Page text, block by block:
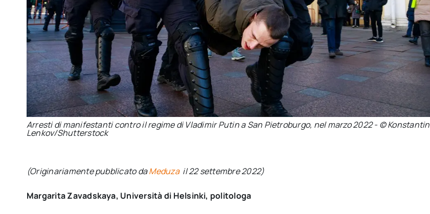
Arresti di manifestanti contro il regime di Vladimir Putin a San Pietroburgo, nel marzo 2022 - © Konstantin
Lenkov/Shutterstock
(Originariamente pubblicato daMeduza il 22 settembre 2022)
Margarita Zavadskaya, Università di Helsinki, politologa